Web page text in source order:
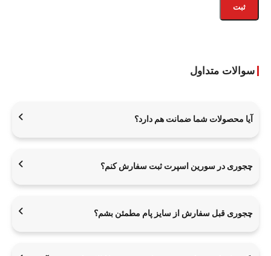
سوالات متداول
آیا محصولات شما ضمانت هم دارد؟
چجوری در سورین اسپرت ثبت سفارش کنم؟
چجوری قبل سفارش از سایز پام مطمئن بشم؟